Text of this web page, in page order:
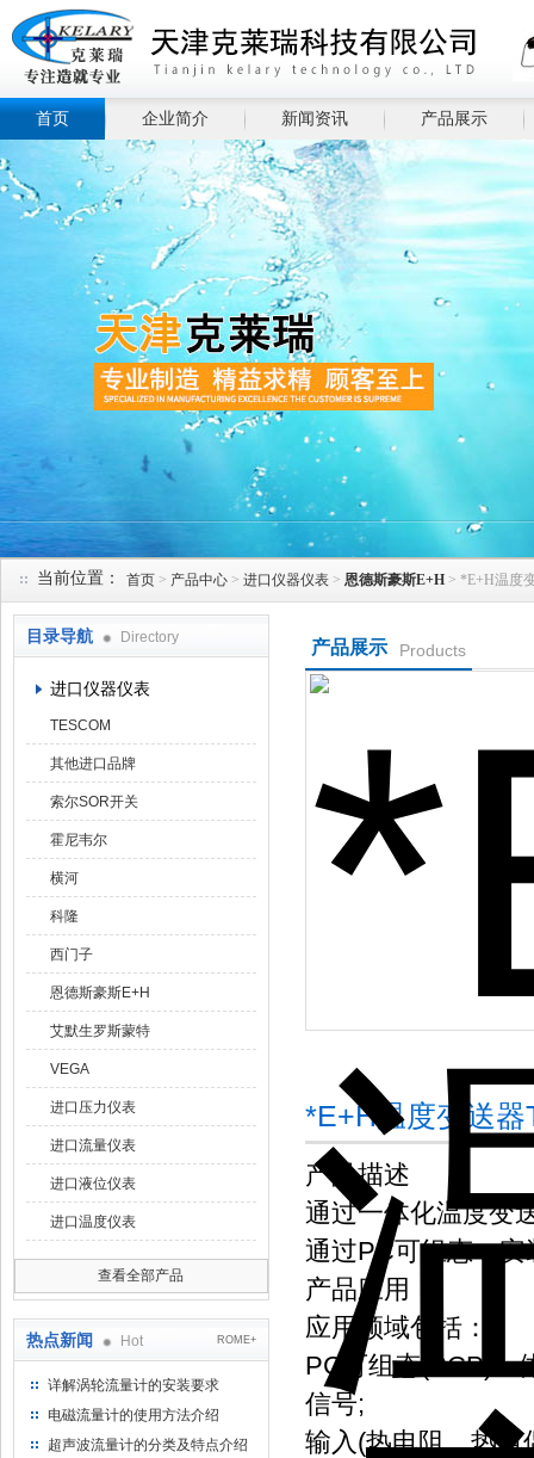
首页 企业简介 新闻资讯 产品展示
当前位置： 首页 > 产品中心 > 进口仪器仪表 > 恩德斯豪斯E+H > *E+H温度
目录导航 Directory
进口仪器仪表
TESCOM
其他进口品牌
索尔SOR开关
霍尼韦尔
横河
科隆
西门子
恩德斯豪斯E+H
艾默生罗斯蒙特
VEGA
进口压力仪表
进口流量仪表
进口液位仪表
进口温度仪表
查看全部产品
热点新闻 Hot ROME+
详解涡轮流量计的安装要求
电磁流量计的使用方法介绍
超声波流量计的分类及特点介绍
产品展示 Products
*E+H温度变送
产品描述
通过一体化温度变
通过PC可组态，
产品应用
应用领域包括：
PC可组态(PCP)一
信号;
输入(热电阻、热电